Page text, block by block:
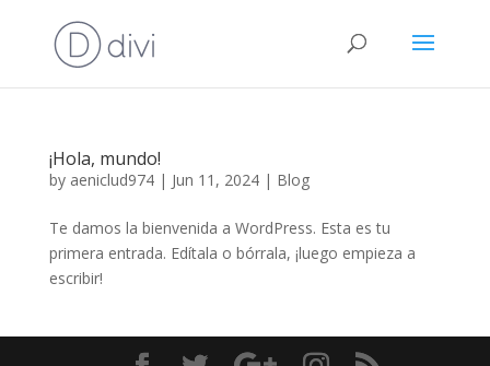
¡Hola, mundo!
by aeniclud974| Jun 11, 2024| Blog
Te damos la bienvenida a WordPress. Esta es tu
primera entrada. Edítala o bórrala, ¡luego empieza a
escribir!